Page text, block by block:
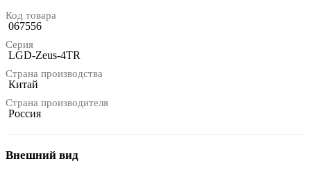
Код товара
067556
Серия
LGD-Zeus-4TR
Страна производства
Китай
Страна производителя
Россия
Внешний вид